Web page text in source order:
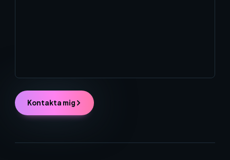
Kontakta mig